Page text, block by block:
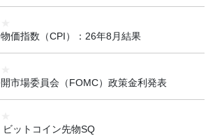
価指数（CPI）：26年8月結果
市場委員会（FOMC）政策金利発表
ビットコイン先物SQ